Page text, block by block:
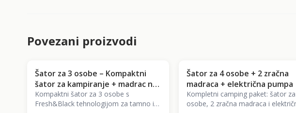
Povezani proizvodi
Šator za 3 osobe – Kompaktni
šator za kampiranje + madrac na
napuhavanje + pumpa
Kompaktni šator za 3 osobe s
Fresh&Black tehnologijom za tamno i
Šator za 4 osobe + 2 zračna
madraca + električna pumpa
Kompletni camping paket: šator
osobe, 2 zračna madraca i